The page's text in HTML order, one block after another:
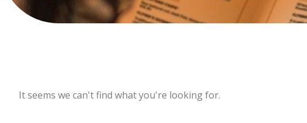
It seems we can't find what you're looking for.